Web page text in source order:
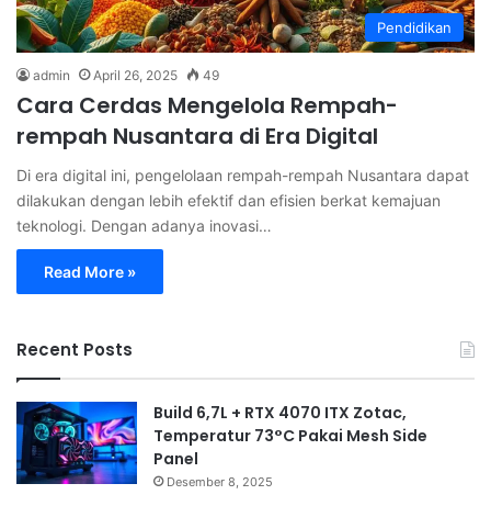
Pendidikan
admin April 26, 2025 49
Cara Cerdas Mengelola Rempah-
rempah Nusantara di Era Digital
Di era digital ini, pengelolaan rempah-rempah Nusantara dapat
dilakukan dengan lebih efektif dan efisien berkat kemajuan
teknologi. Dengan adanya inovasi…
Read More »
Recent Posts
Build 6,7L + RTX 4070 ITX Zotac,
Temperatur 73°C Pakai Mesh Side
Panel
Desember 8, 2025